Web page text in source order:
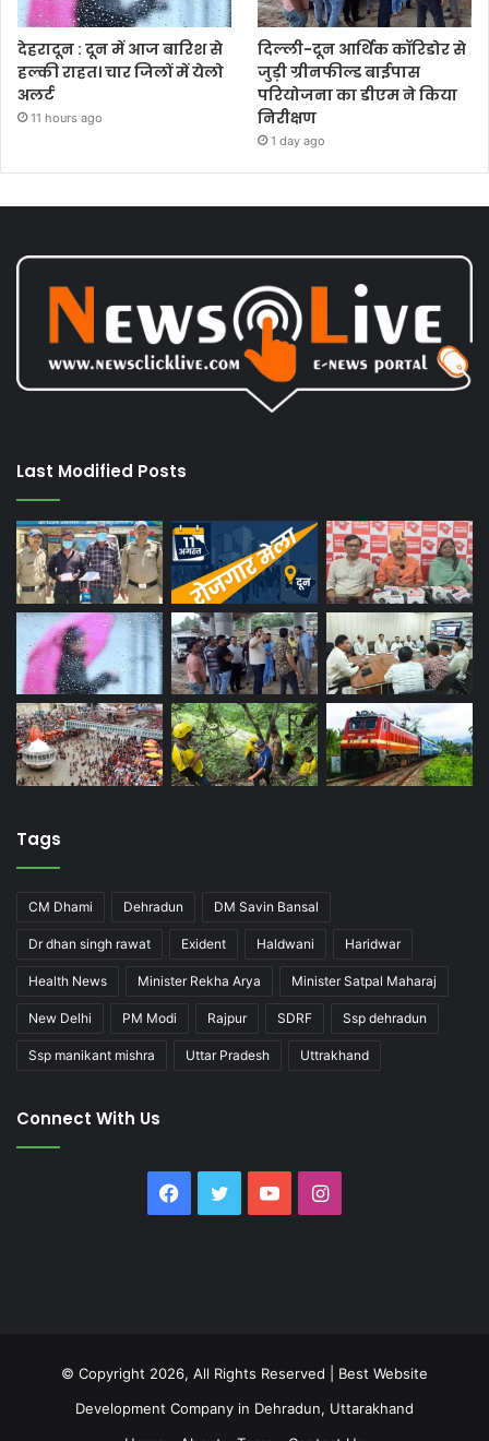
देहरादून : दून में आज बारिश से
हल्की राहत। चार जिलों में येलो
अलर्ट
11 hours ago
दिल्ली-दून आर्थिक कॉरिडोर से
जुड़ी ग्रीनफील्ड बाईपास
परियोजना का डीएम ने किया
निरीक्षण
1 day ago
Last Modified Posts
Tags
CM Dhami Dehradun DM Savin Bansal
Dr dhan singh rawat Exident Haldwani Haridwar
Health News Minister Rekha Arya Minister Satpal Maharaj
New Delhi PM Modi Rajpur SDRF Ssp dehradun
Ssp manikant mishra Uttar Pradesh Uttrakhand
Connect With Us
Facebook
Twitter YouTubeInstagram
© Copyright 2026, All Rights Reserved | Best Website
Development Company in Dehradun, Uttarakhand